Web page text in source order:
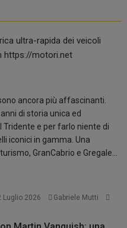
ancora più affascinanti.
di storia unica ed
Tridente e per farlo niente di
iconici in gamma. Una
GranCabrio e Gregale...
Luglio 2026
Gabriele Mutti